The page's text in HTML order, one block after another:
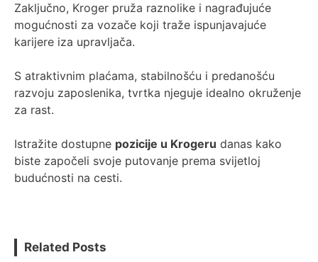
Zaključno, Kroger pruža raznolike i nagrađujuće
mogućnosti za vozače koji traže ispunjavajuće
karijere iza upravljača.
S atraktivnim plaćama, stabilnošću i predanošću
razvoju zaposlenika, tvrtka njeguje idealno okruženje
za rast.
Istražite dostupne pozicije u Krogeru danas kako
biste započeli svoje putovanje prema svijetloj
budućnosti na cesti.
Related Posts